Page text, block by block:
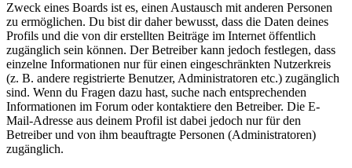
Zweck eines Boards ist es, einen Austausch mit anderen Personen
zu ermöglichen. Du bist dir daher bewusst, dass die Daten deines
Profils und die von dir erstellten Beiträge im Internet öffentlich
zugänglich sein können. Der Betreiber kann jedoch festlegen, dass
einzelne Informationen nur für einen eingeschränkten Nutzerkreis
(z. B. andere registrierte Benutzer, Administratoren etc.) zugänglich
sind. Wenn du Fragen dazu hast, suche nach entsprechenden
Informationen im Forum oder kontaktiere den Betreiber. Die E-
Mail-Adresse aus deinem Profil ist dabei jedoch nur für den
Betreiber und von ihm beauftragte Personen (Administratoren)
zugänglich.